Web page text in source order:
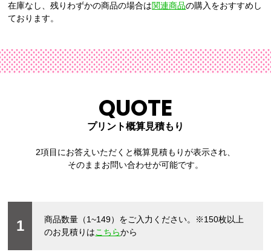
037
アーミーグリー
ン
112
在庫なし、残りわずかの商品の場合は関連商品の購入をおすすめし
ております。
QUOTE
プリント概算見積もり
2項目にお答えいただくと概算見積もりが表示され、
そのままお問い合わせが可能です。
1 商品数量（1~149）をご入力ください。 ※150枚以上
のお見積りはこちらから